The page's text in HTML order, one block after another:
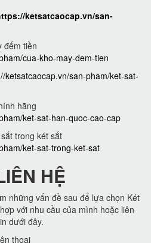
ketsatcaocap.vn/san-
đếm tiền
cua-kho-may-dem-tien
ketsatcaocap.vn/san-pham/ket-sat-
hãng
ket-sat-han-quoc-cao-cap
trong két sắt
ket-sat-trong-ket-sat
HỆ
những vấn đề sau để lựa chọn Két
với nhu cầu của mình hoặc liên
dưới đây.
thoại